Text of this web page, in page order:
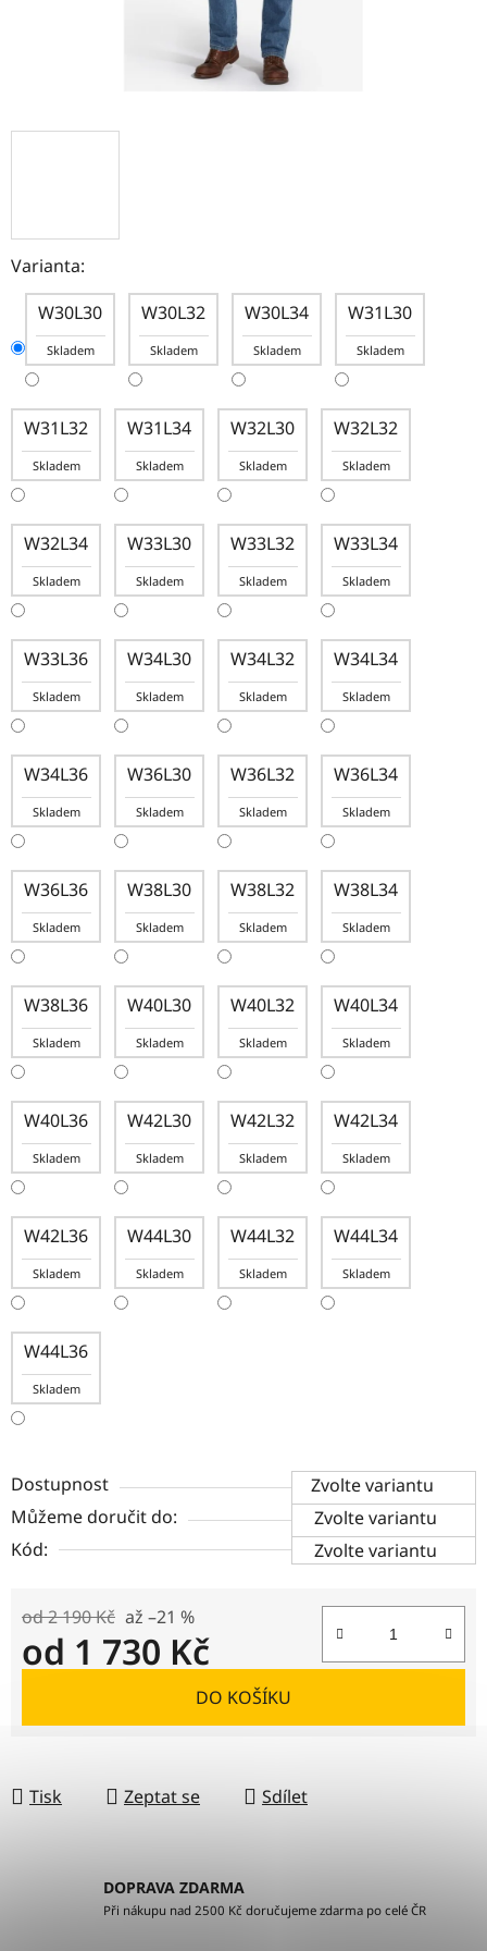
Varianta:
W30L30
Skladem
W30L32
Skladem
W30L34
Skladem
W31L30
Skladem
W31L32
Skladem
W31L34
Skladem
W32L30
Skladem
W32L32
Skladem
W32L34
Skladem
W33L30
Skladem
W33L32
Skladem
W33L34
Skladem
W33L36
Skladem
W34L30
Skladem
W34L32
Skladem
W34L34
Skladem
W34L36
Skladem
W36L30
Skladem
W36L32
Skladem
W36L34
Skladem
W36L36
Skladem
W38L30
Skladem
W38L32
Skladem
W38L34
Skladem
W38L36
Skladem
W40L30
Skladem
W40L32
Skladem
W40L34
Skladem
W40L36
Skladem
W42L30
Skladem
W42L32
Skladem
W42L34
Skladem
W42L36
Skladem
W44L30
Skladem
W44L32
Skladem
W44L34
Skladem
W44L36
Skladem
Dostupnost
Zvolte variantu
Můžeme doručit do:
Zvolte variantu
Kód:
Zvolte variantu
od 2 190 Kč až –21 %
od 1 730 Kč
DO KOŠÍKU
Tisk Zeptat se Sdílet
DOPRAVA ZDARMA
Při nákupu nad 2500 Kč doručujeme zdarma po celé ČR